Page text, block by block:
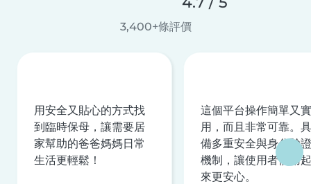
3,400+條評價
用安全又貼心的方式找
到臨時保母，讓需要居
家幫助的爸爸媽媽日常
生活更輕鬆！
這個平台操作簡單又實
用，而且非常可靠。具
備多重安全與身分驗證
機制，讓使用者使用起
來更安心。